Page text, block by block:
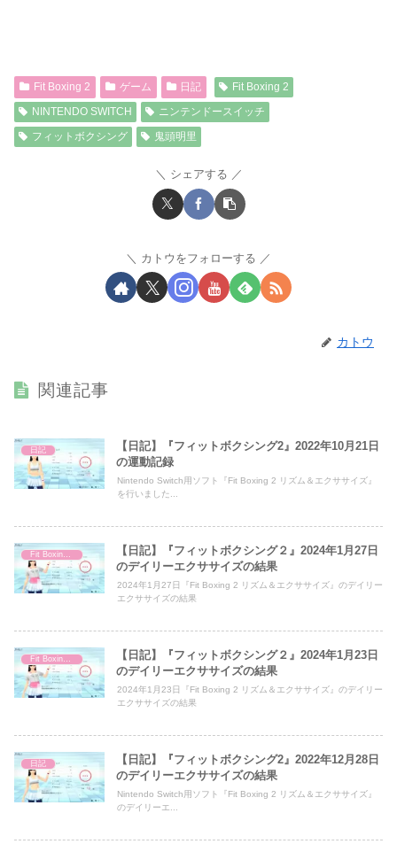
Fit Boxing 2 ゲーム 日記
Fit Boxing 2
NINTENDO SWITCH
ニンテンドースイッチ
フィットボクシング
鬼頭明里
シェアする
カトウをフォローする
カトウ
関連記事
日記
【日記】『フィットボクシング2』2022年10月21日
の運動記録
Nintendo Switch用ソフト『Fit Boxing 2 リズム＆エクササイズ』
を行いました...
Fit Boxing 2
【日記】『フィットボクシング２』2024年1月27日
のデイリーエクササイズの結果
2024年1月27日『Fit Boxing 2 リズム＆エクササイズ』のデイリー
エクササイズの結果
【日記】『フィットボクシング２』2024年1月23日
のデイリーエクササイズの結果
2024年1月23日『Fit Boxing 2 リズム＆エクササイズ』のデイリー
エクササイズの結果
日記
【日記】『フィットボクシング2』2022年12月28日
のデイリーエクササイズの結果
Nintendo Switch用ソフト『Fit Boxing 2 リズム＆エクササイズ』
のデイリーエ...